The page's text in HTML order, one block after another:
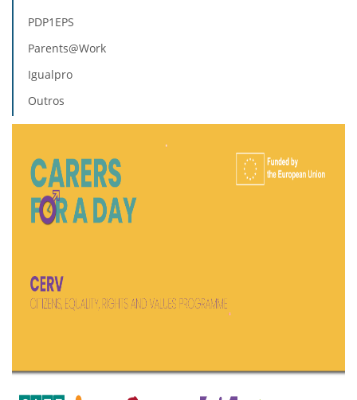
PDP1EPS
Parents@Work
Igualpro
Outros